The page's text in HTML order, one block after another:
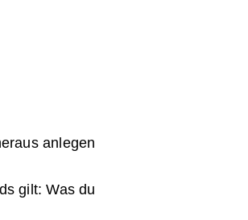
anlegen
gilt: Was du